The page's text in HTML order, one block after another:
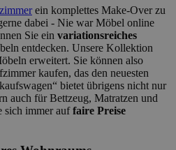
ein komplettes Make-Over zu
dabei - Nie war Möbel online
Sie ein variationsreiches
entdecken. Unsere Kollektion
erweitert. Sie können also
kaufen, das den neuesten
bietet übrigens nicht nur
auch für Bettzeug, Matratzen und
sich immer auffaire Preise